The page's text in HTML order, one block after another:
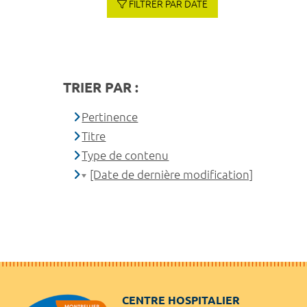
FILTRER PAR DATE
TRIER PAR :
Pertinence
Titre
Type de contenu
[Date de dernière modification]
CENTRE HOSPITALIER